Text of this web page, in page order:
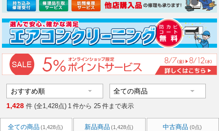
1,428 件 (全1,428点) 1 件から 25 件まで表示
全ての商品 (1,428点) 新品商品 (1,428点) 中古商品 (0点)